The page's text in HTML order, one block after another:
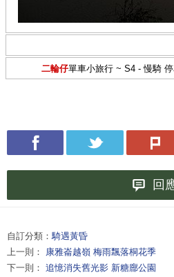
二輪仔單車小旅行 ~ S4 - 慢騎
回
自訂分類：騎遇黃昏
上一則： 康雅崙越嶺 梅雨飄落桐花季
下一則： 追憶消失舊光影 新糖廍公園